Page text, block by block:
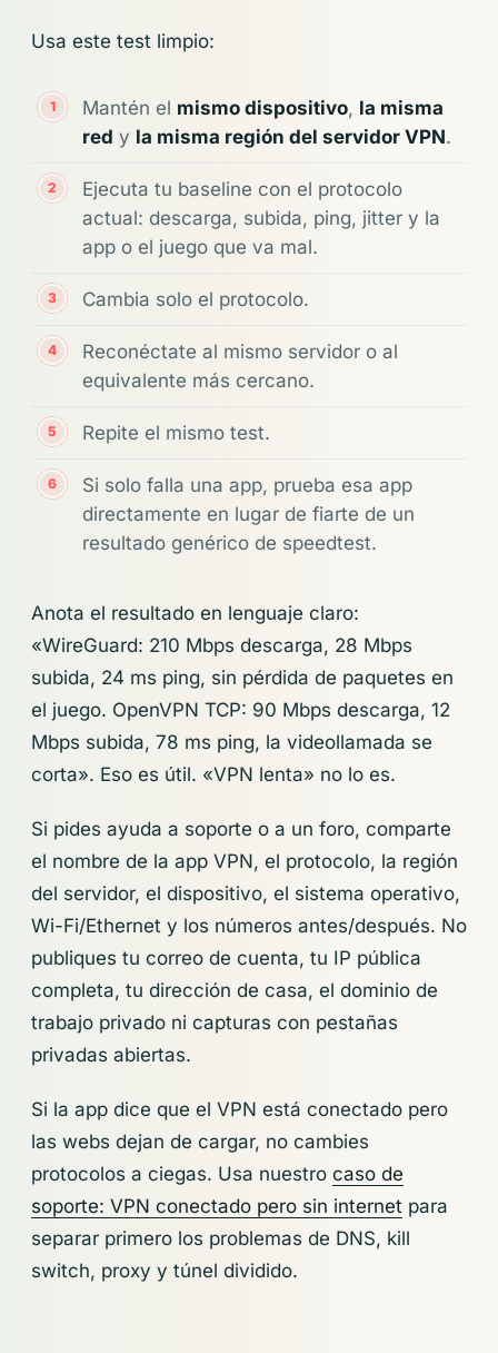
Usa este test limpio:
Mantén el mismo dispositivo, la misma
red y la misma región del servidor VPN.
Ejecuta tu baseline con el protocolo
actual: descarga, subida, ping, jitter y la
app o el juego que va mal.
Cambia solo el protocolo.
Reconéctate al mismo servidor o al
equivalente más cercano.
Repite el mismo test.
Si solo falla una app, prueba esa app
directamente en lugar de fiarte de un
resultado genérico de speedtest.
Anota el resultado en lenguaje claro:
«WireGuard: 210 Mbps descarga, 28 Mbps
subida, 24 ms ping, sin pérdida de paquetes en
el juego. OpenVPN TCP: 90 Mbps descarga, 12
Mbps subida, 78 ms ping, la videollamada se
corta». Eso es útil. «VPN lenta» no lo es.
Si pides ayuda a soporte o a un foro, comparte
el nombre de la app VPN, el protocolo, la región
del servidor, el dispositivo, el sistema operativo,
Wi-Fi/Ethernet y los números antes/después. No
publiques tu correo de cuenta, tu IP pública
completa, tu dirección de casa, el dominio de
trabajo privado ni capturas con pestañas
privadas abiertas.
Si la app dice que el VPN está conectado pero
las webs dejan de cargar, no cambies
protocolos a ciegas. Usa nuestro caso de
soporte: VPN conectado pero sin internet para
separar primero los problemas de DNS, kill
switch, proxy y túnel dividido.